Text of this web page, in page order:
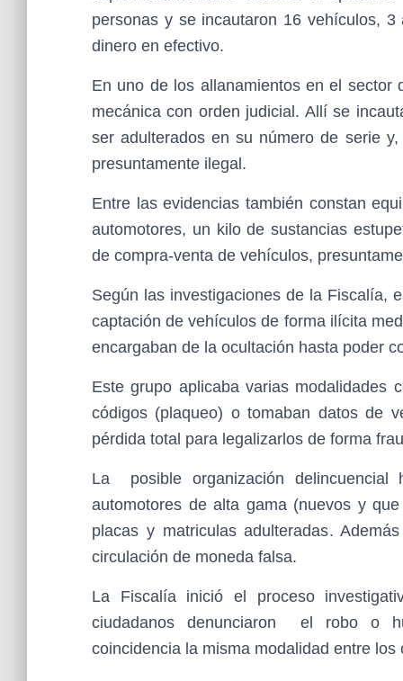
personas y se incautaron 16 vehículos,
dinero en efectivo.
En uno de los allanamientos en el
mecánica con orden judicial. Allí se
ser adulterados en su número de serie
presuntamente ilegal.
Entre las evidencias también constan
automotores, un kilo de sustancias
de compra-venta de vehículos,
Según las investigaciones de la Fiscalía,
captación de vehículos de forma ilícita
encargaban de la ocultación hasta poder
Este grupo aplicaba varias modalidades
códigos (plaqueo) o tomaban datos de
pérdida total para legalizarlos de forma
La posible organización
automotores de alta gama (nuevos y
placas y matriculas adulteradas.
circulación de moneda falsa.
La Fiscalía inició el proceso
ciudadanos denunciaron el robo o
coincidencia la misma modalidad entre los